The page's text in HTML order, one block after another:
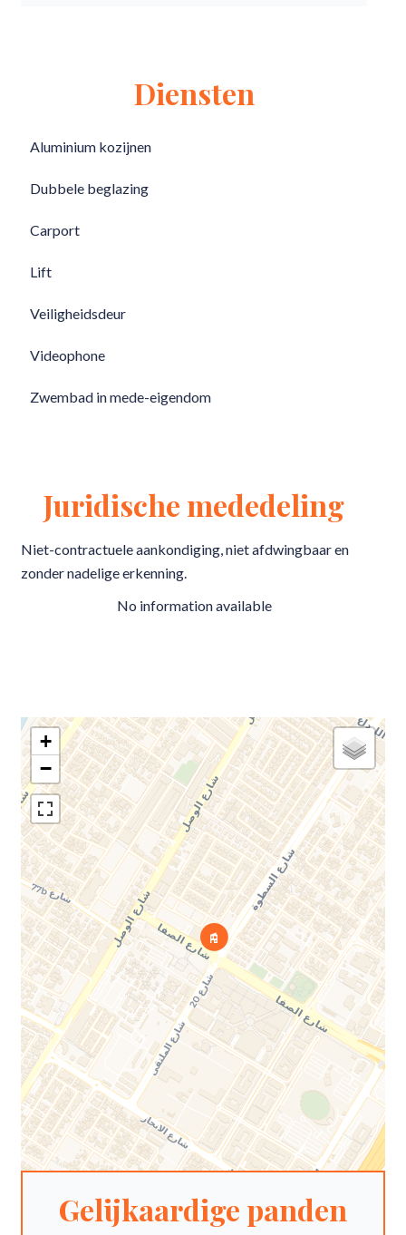
Diensten
Aluminium kozijnen
Dubbele beglazing
Carport
Lift
Veiligheidsdeur
Videophone
Zwembad in mede-eigendom
Juridische mededeling
Niet-contractuele aankondiging, niet afdwingbaar en
zonder nadelige erkenning.
No information available
+
−
Gelijkaardige panden